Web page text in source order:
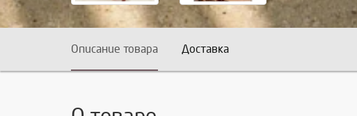
Описание товара Доставка